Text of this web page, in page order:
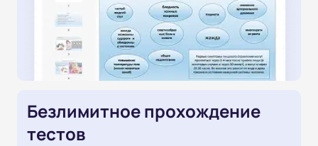
Безлимитное прохождение
тестов